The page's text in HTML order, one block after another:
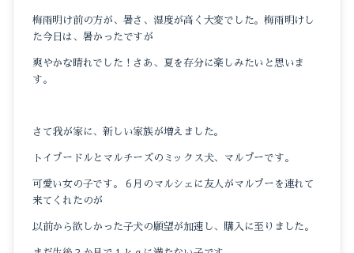
梅雨明け前の方が、暑さ、湿度が高く大変でした。梅雨明けし
た今日は、暑かったですが
爽やかな晴れでした！さあ、夏を存分に楽しみたいと思いま
す。
さて我が家に、新しい家族が増えました。
トイプードルとマルチーズのミックス犬、マルプーです。
可愛い女の子です。６月のマルシェに友人がマルプーを連れて
来てくれたのが
以前から欲しかった子犬の願望が加速し、購入に至りました。